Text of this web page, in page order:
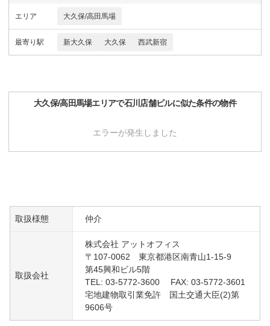
エリア 大久保/高田馬場
最寄り駅 新大久保 大久保 西武新宿
大久保/高田馬場エリアで石川店舗ビルに似た条件の物件
エラーが発生しました
取扱様態 仲介
取扱会社
株式会社 アットオフィス
〒107-0062 東京都港区南青山1-15-9
第45興和ビル5階
TEL: 03-5772-3600 FAX: 03-5772-3601
宅地建物取引業免許 国土交通大臣(2)第
9606号